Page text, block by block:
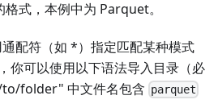
式，本例中为 Parquet。
通配符（如 *）指定匹配某种模式
你可以使用以下语法导入目录（必
folder" 中文件名包含 parquet